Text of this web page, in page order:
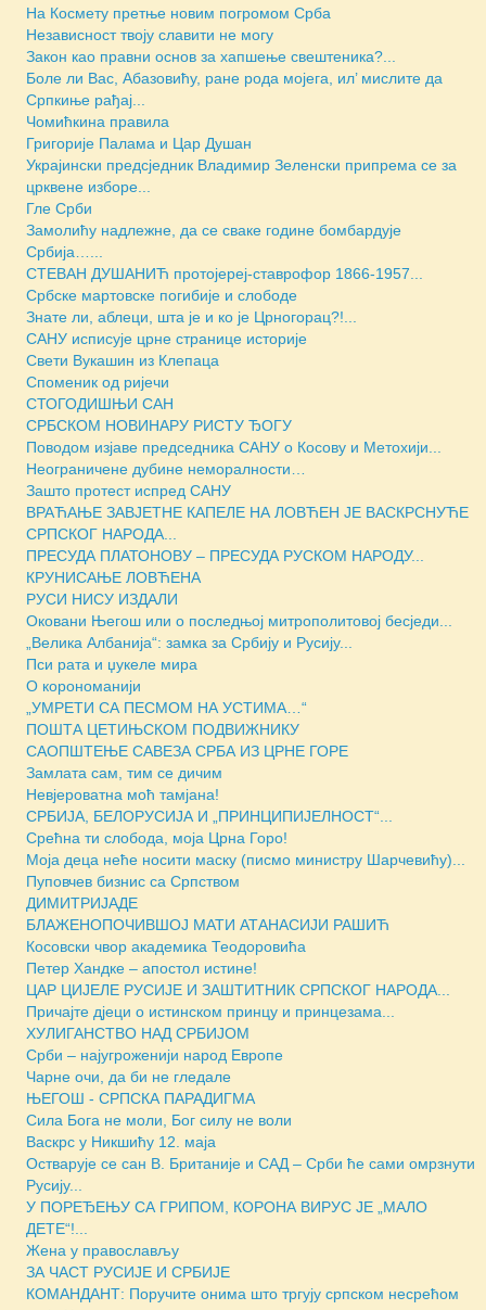
На Космету претње новим погромом Срба
Независност твоју славити не могу
Закон као правни основ за хапшење свештеника?...
Боле ли Вас, Абазовићу, ране рода мојега, ил’ мислите да
Српкиње рађај...
Чомићкина правила
Григорије Палама и Цар Душан
Украјински предсједник Владимир Зеленски припрема се за
црквене изборе...
Гле Срби
Замолићу надлежне, да се сваке године бомбардује
Србија…...
СТЕВАН ДУШАНИЋ протојереј-ставрофор 1866-1957...
Србске мартовске погибије и слободе
Знате ли, аблеци, шта је и ко је Црногорац?!...
САНУ исписује црне странице историје
Свети Вукашин из Клепаца
Споменик од ријечи
СТОГОДИШЊИ САН
СРБСКОМ НОВИНАРУ РИСТУ ЂОГУ
Поводом изјаве председника САНУ о Косову и Метохији...
Неограничене дубине неморалности…
Зашто протест испред САНУ
ВРАЋАЊЕ ЗАВЈЕТНЕ КАПЕЛЕ НА ЛОВЋЕН ЈЕ ВАСКРСНУЋЕ
СРПСКОГ НАРОДА...
ПРЕСУДА ПЛАТОНОВУ – ПРЕСУДА РУСКОМ НАРОДУ...
КРУНИСАЊЕ ЛОВЋЕНА
РУСИ НИСУ ИЗДАЛИ
Оковани Његош или о последњој митрополитовој бесједи...
„Велика Албанија“: замка за Србију и Русију...
Пси рата и џукеле мира
О корономанији
„УМРЕТИ СА ПЕСМОМ НА УСТИМА…“
ПОШТА ЦЕТИЊСКОМ ПОДВИЖНИКУ
САОПШТЕЊЕ САВЕЗА СРБА ИЗ ЦРНЕ ГОРЕ
Замлата сам, тим се дичим
Невјероватна моћ тамјана!
СРБИЈА, БЕЛОРУСИЈА И „ПРИНЦИПИЈЕЛНОСТ“...
Срећна ти слобода, моја Црна Горо!
Моја деца неће носити маску (писмо министру Шарчевићу)...
Пуповчев бизнис са Српством
ДИМИТРИЈАДЕ
БЛАЖЕНОПОЧИВШОЈ МАТИ АТАНАСИЈИ РАШИЋ
Косовски чвор академика Теодоровића
Петер Хандке – апостол истине!
ЦАР ЦИЈЕЛЕ РУСИЈЕ И ЗАШТИТНИК СРПСКОГ НАРОДА...
Причајте дјеци о истинском принцу и принцезама...
ХУЛИГАНСТВО НАД СРБИЈОМ
Срби – најугроженији народ Европе
Чарне очи, да би не гледале
ЊЕГОШ - СРПСКА ПАРАДИГМА
Сила Бога не моли, Бог силу не воли
Васкрс у Никшићу 12. маја
Остварује се сан В. Британије и САД – Срби ће сами омрзнути
Русију...
У ПОРЕЂЕЊУ СА ГРИПОМ, КОРОНА ВИРУС ЈЕ „МАЛО
ДЕТЕ“!...
Жена у православљу
ЗА ЧАСТ РУСИЈЕ И СРБИЈЕ
КОМАНДАНТ: Поручите онима што тргују српском несрећом